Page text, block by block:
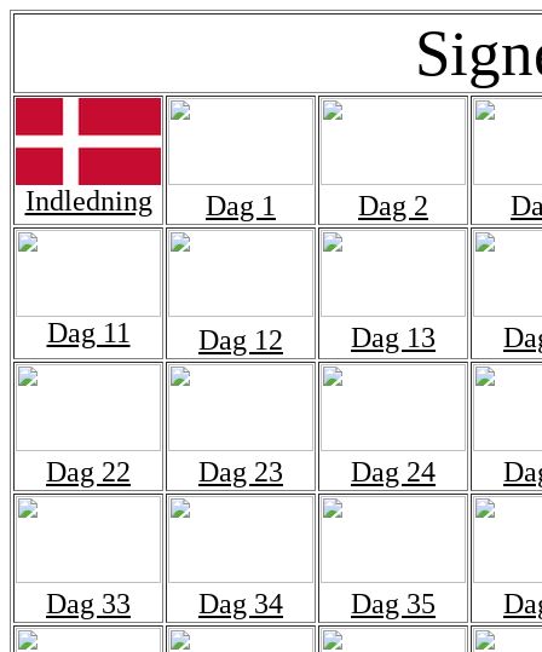
Indledning Dag 1 Dag 2
Dag 11 Dag 12 Dag 13
Dag 22 Dag 23 Dag 24
Dag 33 Dag 34 Dag 35